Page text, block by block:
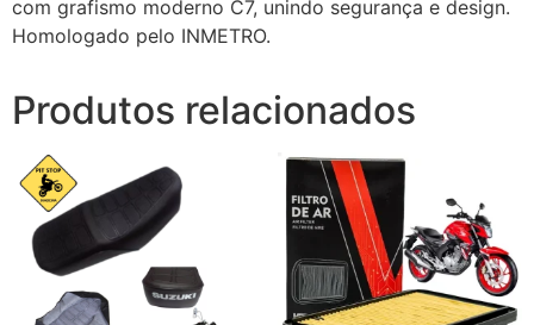
com grafismo moderno C7, unindo segurança e design.
Homologado pelo INMETRO.
Produtos relacionados